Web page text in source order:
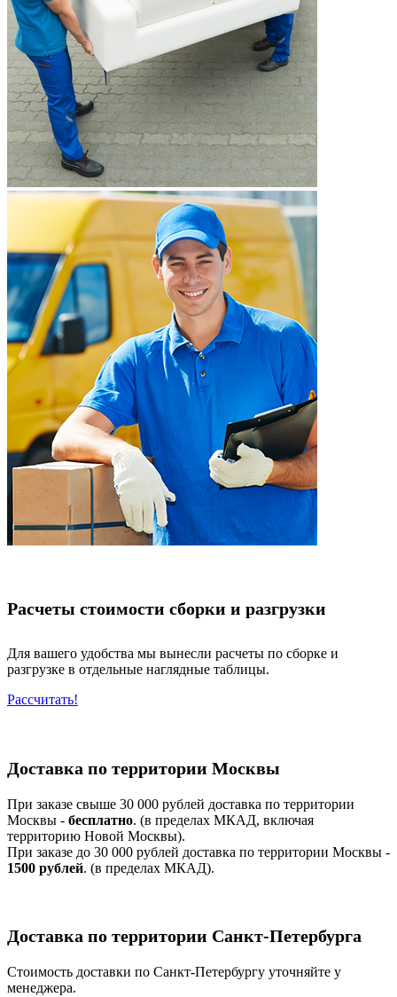
Расчеты стоимости сборки и разгрузки
Для вашего удобства мы вынесли расчеты по сборке и
разгрузке в отдельные наглядные таблицы.
Рассчитать!
Доставка по территории Москвы
При заказе свыше 30 000 рублей доставка по территории
Москвы - бесплатно. (в пределах МКАД, включая
территорию Новой Москвы).
При заказе до 30 000 рублей доставка по территории Москвы -
1500 рублей. (в пределах МКАД).
Доставка по территории Санкт-Петербурга
Стоимость доставки по Санкт-Петербургу уточняйте у
менеджера.